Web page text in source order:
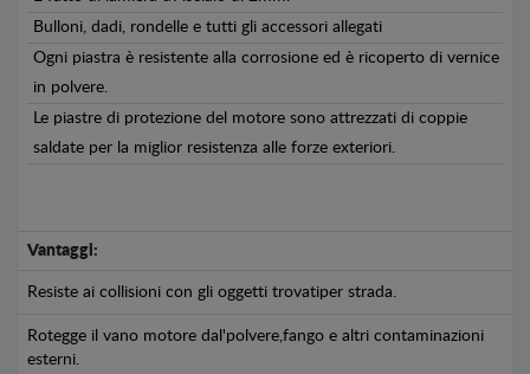
Bulloni, dadi, rondelle e tutti gli accessori allegati
Ogni piastra è resistente alla corrosione ed è ricoperto di vernice
in polvere.
Le piastre di protezione del motore sono attrezzati di coppie
saldate per la miglior resistenza alle forze exteriori.
Vantaggi:
Resiste ai collisioni con gli oggetti trovatiper strada.
Rotegge il vano motore dal'polvere,fango e altri contaminazioni
esterni.